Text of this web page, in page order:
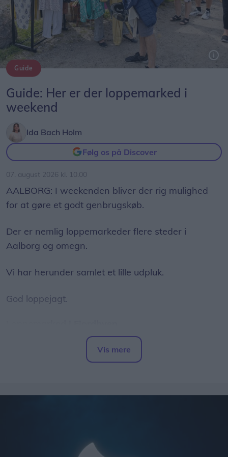
Guide
Guide: Her er der loppemarked i
weekend
Ida Bach Holm
Følg os på Discover
07. august 2026 kl. 10.00
AALBORG: I weekenden bliver der rig mulighed
for at gøre et godt genbrugskøb.
Der er nemlig loppemarkeder flere steder i
Aalborg og omegn.
Vi har herunder samlet et lille udpluk.
God loppejagt.
Traditionen tro forvandles Fjordbyen den anden
lørdag i august til et stort og hyggeligt
Her kan du købe andres guld fra gemmerne, og du
Alle kan nemlig frit opstille salgsboder - såfremt at
genstande efterfølgende fjernes fra Fjordbyen, og
Vis mere